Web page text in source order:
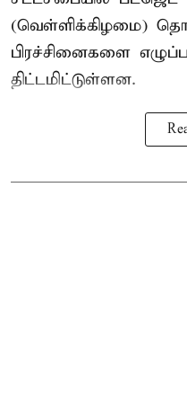
(வெள்ளிக்கிழமை)
பிரச்சினைகளை
திட்டமிட்டுள்ளன.